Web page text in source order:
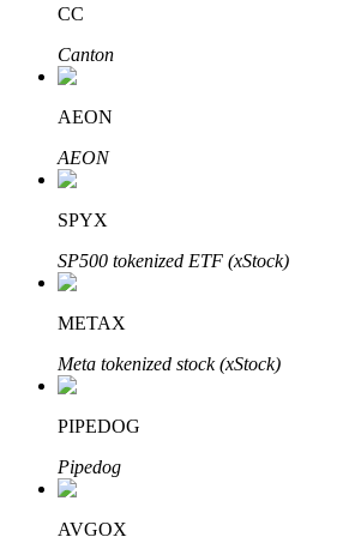
Blocages BTR
Des investissements exclusifs pour les
Prêts
CC
Canton
AEON
AEON
SPYX
SP500 tokenized ETF (xStock)
METAX
Meta tokenized stock (xStock)
PIPEDOG
Pipedog
AVGOX